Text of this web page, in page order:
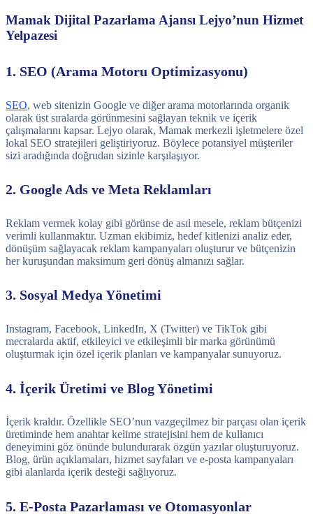
Mamak Dijital Pazarlama Ajansı Lejyo’nun Hizmet
Yelpazesi
1. SEO (Arama Motoru Optimizasyonu)
SEO, web sitenizin Google ve diğer arama motorlarında organik
olarak üst sıralarda görünmesini sağlayan teknik ve içerik
çalışmalarını kapsar. Lejyo olarak, Mamak merkezli işletmelere özel
lokal SEO stratejileri geliştiriyoruz. Böylece potansiyel müşteriler
sizi aradığında doğrudan sizinle karşılaşıyor.
2. Google Ads ve Meta Reklamları
Reklam vermek kolay gibi görünse de asıl mesele, reklam bütçenizi
verimli kullanmaktır. Uzman ekibimiz, hedef kitlenizi analiz eder,
dönüşüm sağlayacak reklam kampanyaları oluşturur ve bütçenizin
her kuruşundan maksimum geri dönüş almanızı sağlar.
3. Sosyal Medya Yönetimi
Instagram, Facebook, LinkedIn, X (Twitter) ve TikTok gibi
mecralarda aktif, etkileyici ve etkileşimli bir marka görünümü
oluşturmak için özel içerik planları ve kampanyalar sunuyoruz.
4. İçerik Üretimi ve Blog Yönetimi
İçerik kraldır. Özellikle SEO’nun vazgeçilmez bir parçası olan içerik
üretiminde hem anahtar kelime stratejisini hem de kullanıcı
deneyimini göz önünde bulundurarak özgün yazılar oluşturuyoruz.
Blog, ürün açıklamaları, hizmet sayfaları ve e-posta kampanyaları
gibi alanlarda içerik desteği sağlıyoruz.
5. E-Posta Pazarlaması ve Otomasyonlar